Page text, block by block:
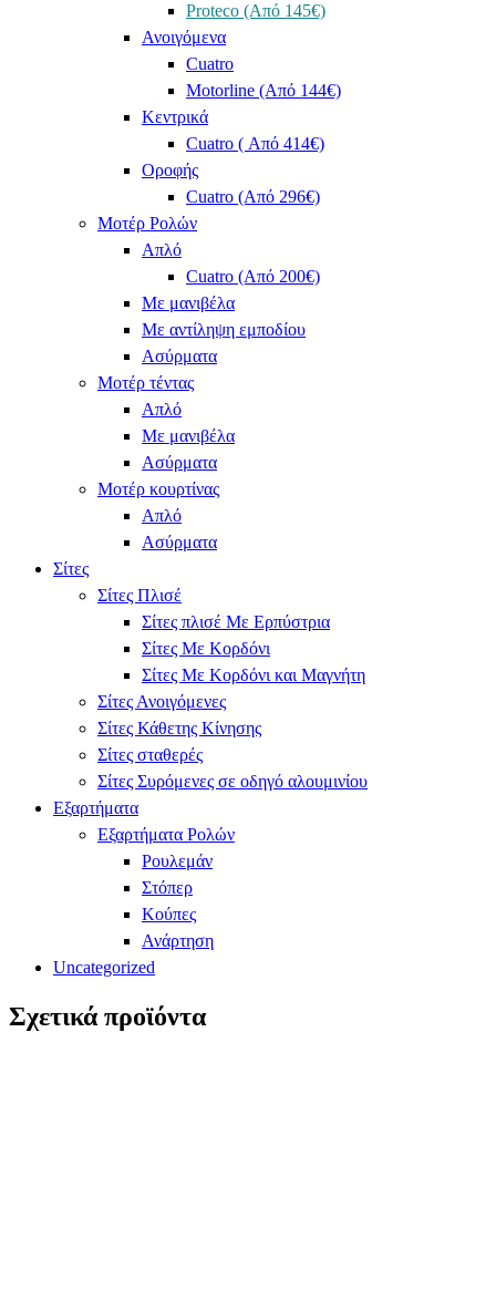
Proteco (Από 145€)
Ανοιγόμενα
Cuatro
Motorline (Από 144€)
Κεντρικά
Cuatro ( Από 414€)
Οροφής
Cuatro (Από 296€)
Μοτέρ Ρολών
Απλό
Cuatro (Από 200€)
Με μανιβέλα
Με αντίληψη εμποδίου
Ασύρματα
Μοτέρ τέντας
Απλό
Με μανιβέλα
Ασύρματα
Μοτέρ κουρτίνας
Απλό
Ασύρματα
Σίτες
Σίτες Πλισέ
Σίτες πλισέ Με Ερπύστρια
Σίτες Με Κορδόνι
Σίτες Με Κορδόνι και Μαγνήτη
Σίτες Ανοιγόμενες
Σίτες Κάθετης Κίνησης
Σίτες σταθερές
Σίτες Συρόμενες σε οδηγό αλουμινίου
Εξαρτήματα
Εξαρτήματα Ρολών
Ρουλεμάν
Στόπερ
Κούπες
Ανάρτηση
Uncategorized
Σχετικά προϊόντα